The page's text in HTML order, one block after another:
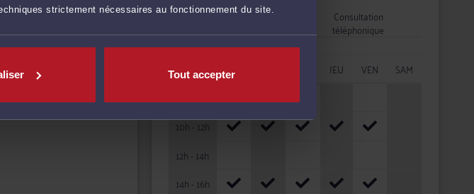
strictement nécessaires au fonctionnement du site.
Tout accepter
Prendre RDV
Demander un rappel
Rendez-vous Consultation
téléphonique
HORAIRES LUN JEU VEN
SAM
08h - 10h
10h - 12h
12h - 14h
14h - 16h